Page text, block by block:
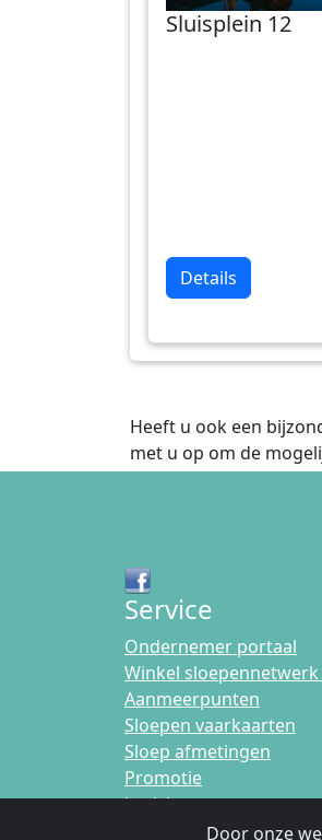
Sluisplein 12
Details
Heeft u ook een
met u op om de
Service
Ondernemer portaal
Winkel
Aanmeerpunten
Sloepen vaarkaarten
Sloep afmetingen
Promotie
berichten
Door onze